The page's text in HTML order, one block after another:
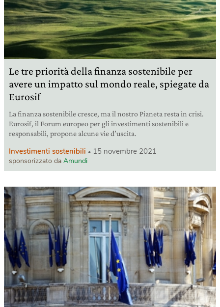
Le tre priorità della finanza sostenibile per
avere un impatto sul mondo reale, spiegate da
Eurosif
La finanza sostenibile cresce, ma il nostro Pianeta resta in crisi.
Eurosif, il Forum europeo per gli investimenti sostenibili e
responsabili, propone alcune vie d’uscita.
Investimenti sostenibili 15 novembre 2021
sponsorizzato da Amundi